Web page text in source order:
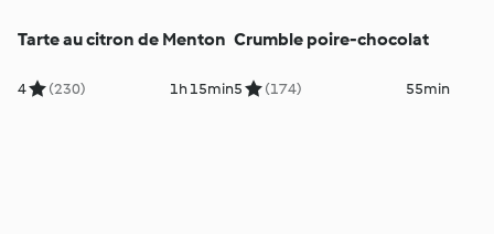
Tarte au citron de Menton
4 (230) 1h 15min
Crumble poire-chocolat
5 (174) 55min